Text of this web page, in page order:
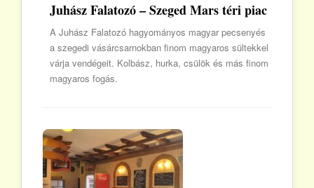
Juhász Falatozó – Szeged Mars téri piac
A Juhász Falatozó hagyományos magyar pecsenyés
a szegedi vásárcsarnokban finom magyaros sültekkel
várja vendégeit. Kolbász, hurka, csülök és más finom
magyaros fogás.